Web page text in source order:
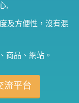
,
及方便性，沒有混
商品、網站。
流平台